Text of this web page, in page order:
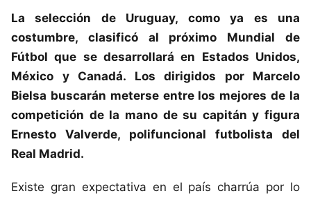
Laselección de Uruguay, como ya es una
costumbre, clasificó al próximo Mundial de
Fútbol que se desarrollará en Estados Unidos,
México y Canadá. Los dirigidos por Marcelo
Bielsa buscarán meterse entre los mejores de la
competición de la mano de su capitán y figura
Ernesto Valverde, polifuncional futbolista del
Real Madrid.
Existe gran expectativa en el país charrúa por lo